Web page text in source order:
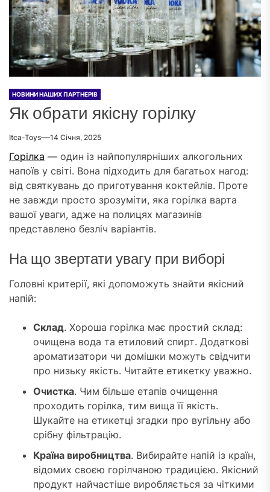
НОВИНИ НАШИХ ПАРТНЕРІВ
Як обрати якісну горілку
Itca-Toys 14 Січня, 2025
Горілка — один із найпопулярніших алкогольних
напоїв у світі. Вона підходить для багатьох нагод:
від святкувань до приготування коктейлів. Проте
не завжди просто зрозуміти, яка горілка варта
вашої уваги, адже на полицях магазинів
представлено безліч варіантів.
На що звертати увагу при виборі
Головні критерії, які допоможуть знайти якісний
напій:
Склад. Хороша горілка має простий склад:
очищена вода та етиловий спирт. Додаткові
ароматизатори чи домішки можуть свідчити
про низьку якість. Читайте етикетку уважно.
Очистка. Чим більше етапів очищення
проходить горілка, тим вища її якість.
Шукайте на етикетці згадки про вугільну або
срібну фільтрацію.
Країна виробництва. Вибирайте напій із країн,
відомих своєю горілчаною традицією. Якісний
продукт найчастіше виробляється за чіткими